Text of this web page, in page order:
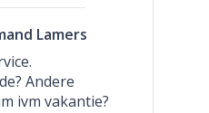
Lamers
Andere
ivm vakantie?